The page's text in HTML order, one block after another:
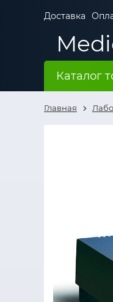
Доставка
Каталог
Главная